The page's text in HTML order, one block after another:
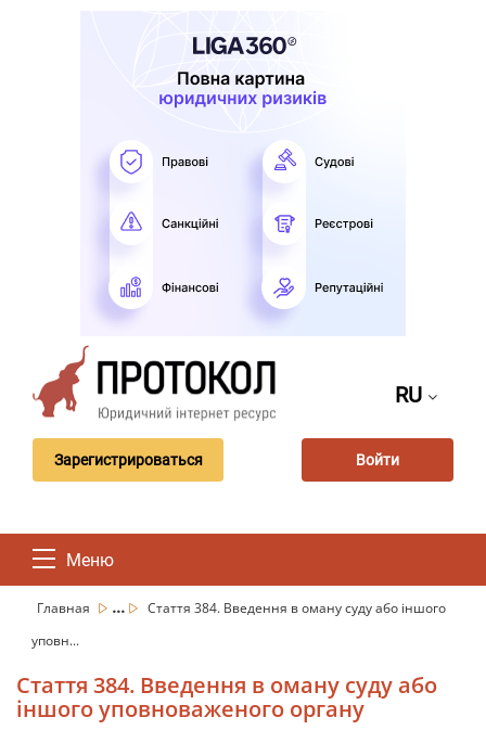
RU
Зарегистрироваться Войти
Меню
Главная ...
Стаття 384. Введення в оману суду або іншого
уповн...
Стаття 384. Введення в оману суду або
іншого уповноваженого органу